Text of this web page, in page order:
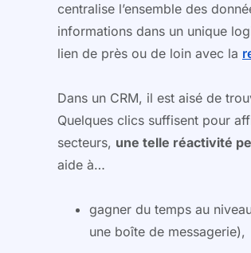
centralise l’ensemble des
informations dans un unique
lien de près ou de loin avec la
Dans un CRM, il est aisé de
Quelques clics suffisent pour
secteurs, une telle réactivité
aide à…
gagner du temps au
une boîte de messagerie),